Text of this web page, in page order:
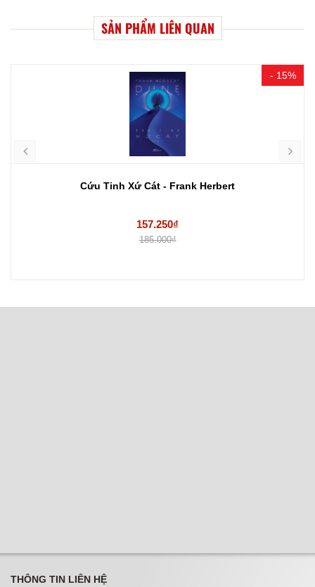
SẢN PHẨM LIÊN QUAN
- 15%
Cứu Tinh Xứ Cát - Frank Herbert
157.250₫
185.000₫
THÔNG TIN LIÊN HỆ